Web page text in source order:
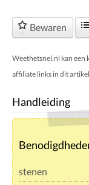
Bewaren
Weethetsnel.nl kan een
affiliate links in dit
Handleiding
stenen